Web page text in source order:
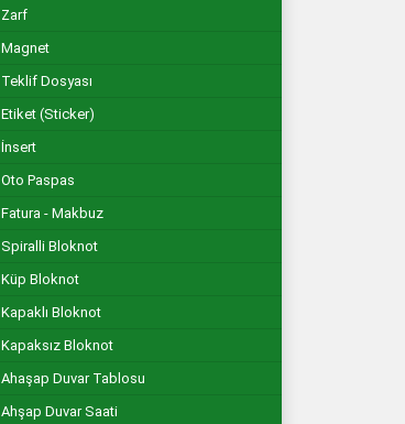
Zarf
Magnet
Teklif Dosyası
Etiket (Sticker)
İnsert
Oto Paspas
Fatura - Makbuz
Spiralli Bloknot
Küp Bloknot
Kapaklı Bloknot
Kapaksız Bloknot
Ahaşap Duvar Tablosu
Ahşap Duvar Saati